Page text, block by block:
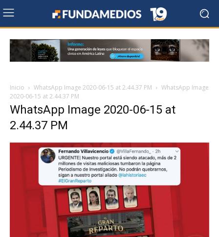
Inicio WhatsApp Image 2020-06-15 at 2.44.37 PM
WhatsApp Image
2020-06-15 at 2.44.37 PM
WhatsApp Image 2020-06-15 at
2.44.37 PM